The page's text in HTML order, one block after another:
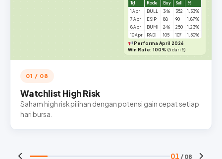
Tgl
Kode Buy Sell %
1 Apr BULL 346 352
1.33%
7 Apr
ESIP 88 90
1.87%
8 Apr
BUMI 246 250
1.23%
10 Apr
PADI 105 107
1.50%
Performa April 2026
Win Rate: 100% (5 dari 5)
01 / 08
Watchlist High Risk
Saham high risk pilihan dengan potensi gain cepat setiap
hari bursa.
01 / 08